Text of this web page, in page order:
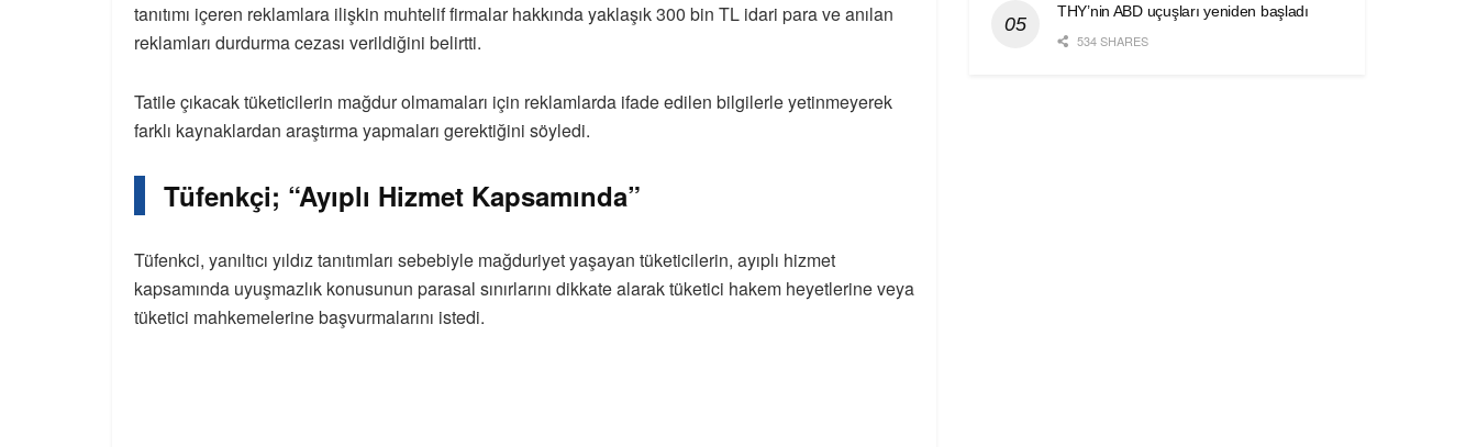
tanıtımı içeren reklamlara ilişkin muhtelif firmalar hakkında yaklaşık 300 bin TL idari para ve anılan
reklamları durdurma cezası verildiğini belirtti.
Tatile çıkacak tüketicilerin mağdur olmamaları için reklamlarda ifade edilen bilgilerle yetinmeyerek
farklı kaynaklardan araştırma yapmaları gerektiğini söyledi.
Tüfenkçi; “Ayıplı Hizmet Kapsamında”
Tüfenkci, yanıltıcı yıldız tanıtımları sebebiyle mağduriyet yaşayan tüketicilerin, ayıplı hizmet
kapsamında uyuşmazlık konusunun parasal sınırlarını dikkate alarak tüketici hakem heyetlerine veya
tüketici mahkemelerine başvurmalarını istedi.
THY’nin ABD uçuşları yeniden başladı
534 SHARES